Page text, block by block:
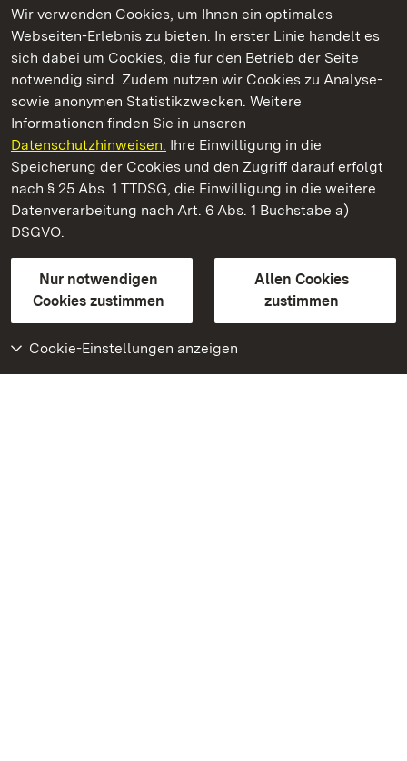
Wir verwenden Cookies, um Ihnen ein optimales
Webseiten-Erlebnis zu bieten. In erster Linie handelt es
sich dabei um Cookies, die für den Betrieb der Seite
notwendig sind. Zudem nutzen wir Cookies zu Analyse-
sowie anonymen Statistikzwecken. Weitere
Informationen finden Sie in unseren
Datenschutzhinweisen. Ihre Einwilligung in die
Speicherung der Cookies und den Zugriff darauf erfolgt
nach § 25 Abs. 1 TTDSG, die Einwilligung in die weitere
Datenverarbeitung nach Art. 6 Abs. 1 Buchstabe a)
DSGVO.
Nur notwendigen
Cookies zustimmen
Allen Cookies
zustimmen
Cookie-Einstellungen anzeigen
Kommen. Staunen. Genießen.
Staatliche Schlösser und Gärten Baden‑Württemberg
Staatliche Schlösser und Gärten Baden-Württemberg
Kontakt
GebärdenspracheLeichte Sprache
Erklärung zur Barrierefreiheit
BITV-konform (geprüfte Seiten)
Weiteres